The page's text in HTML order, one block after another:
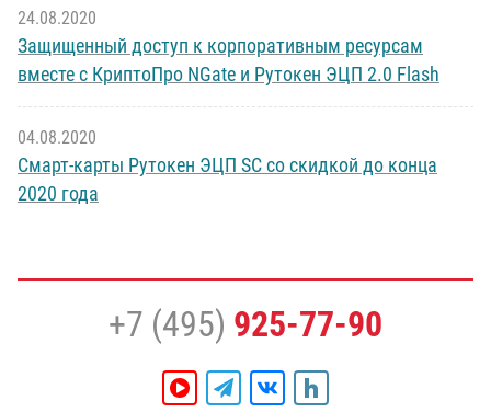
24.08.2020
Защищенный доступ к корпоративным ресурсам
вместе с КриптоПро NGate и Рутокен ЭЦП 2.0 Flash
04.08.2020
Смарт-карты Рутокен ЭЦП SC со скидкой до конца
2020 года
+7 (495) 925-77-90